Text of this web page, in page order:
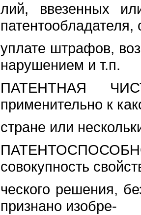
лий, ввезенных
патентообладателя,
уплате штрафов,
нарушением и т.п.
ПАТЕНТНАЯ
применительно к
стране или
совокупность
ческого решения,
признано изобре-